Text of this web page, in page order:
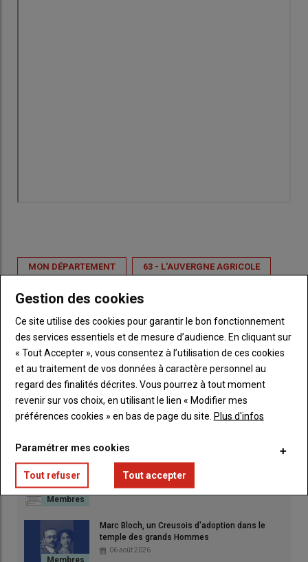
MON DÉPARTEMENT 63 - L'AUVERGNE AGRICOLE
INCLUSION SENSIBILISATION
FDSEA et JA, un partenariat opérationnel avec
le SDIS pour mieux anticiper et mieux réagir
07 août 2026
Marc Bloch, un Creusois d'adoption dans le
temple des grands Hommes
06 août 2026
Gestion des cookies
Ce site utilise des cookies pour garantir le bon fonctionnement
des services essentiels et de mesure d’audience. En cliquant sur
« Tout Accepter », vous consentez à l’utilisation de ces cookies
et au traitement de vos données à caractère personnel au
regard des finalités décrites. Vous pourrez à tout moment
revenir sur vos choix, en utilisant le lien « Modifier mes
préférences cookies » en bas de page du site. Plus d'infos
Paramétrer mes cookies
Tout refuser Tout accepter